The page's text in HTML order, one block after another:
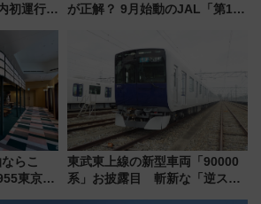
初運行！
が正解？ 9月始動のJAL「第1タ
変更点まとめ
らこ
東京ベ
東武東上線の新型車両「90000
系」お披露目 斬新な「逆スラ